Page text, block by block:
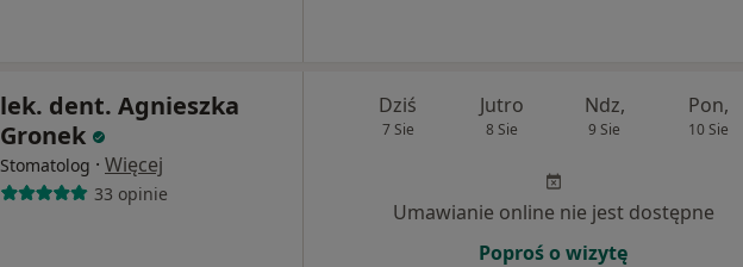
lek. dent. Agnieszka
Gronek
Stomatolog · Więcej
33 opinie
Dziś
7 Sie
Jutro
8 Sie
Ndz,
9 Sie
Pon,
10 Sie
Umawianie online nie jest dostępne
Poproś o wizytę